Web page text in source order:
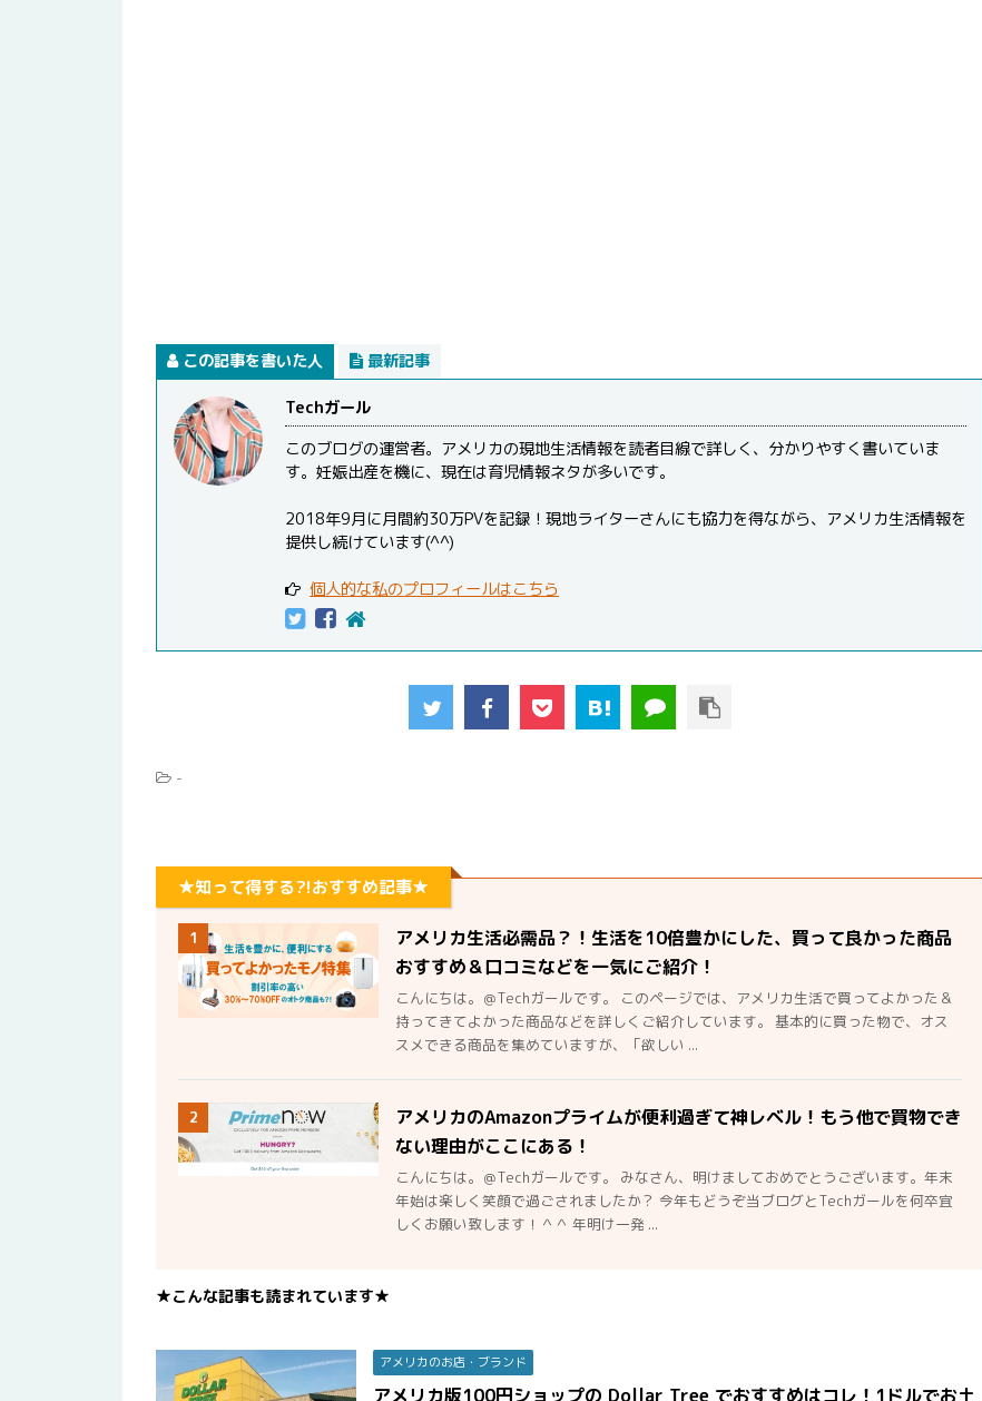
この記事を書いた人 最新記事
Techガール
このブログの運営者。アメリカの現地生活情報を読者目線で詳しく、分かりやすく書いていま
す。妊娠出産を機に、現在は育児情報ネタが多いです。
2018年9月に月間約30万PVを記録！現地ライターさんにも協力を得ながら、アメリカ生活情報を
提供し続けています(^^)
個人的な私のプロフィールはこちら
-
★知って得する?!おすすめ記事★
1
アメリカ生活必需品？！生活を10倍豊かにした、買って良かった商品
おすすめ＆口コミなどを一気にご紹介！
こんにちは。＠Techガールです。 このページでは、アメリカ生活で買ってよかった＆
持ってきてよかった商品などを詳しくご紹介しています。 基本的に買った物で、オス
スメできる商品を集めていますが、「欲しい ...
2
アメリカのAmazonプライムが便利過ぎて神レベル！もう他で買物でき
ない理由がここにある！
こんにちは。＠Techガールです。 みなさん、明けましておめでとうございます。年末
年始は楽しく笑顔で過ごされましたか？ 今年もどうぞ当ブログとTechガールを何卒宜
しくお願い致します！＾＾ 年明け一発 ...
★こんな記事も読まれています★
アメリカのお店・ブランド
アメリカ版100円ショップの Dollar Tree でおすすめはコレ！1ドルでお土